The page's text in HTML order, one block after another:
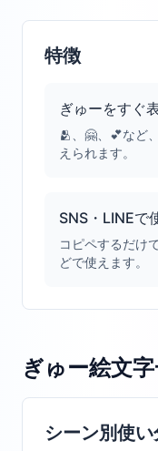
特徴
ぎゅーをすぐ
🫂、🤗、💕など
えられます。
SNS・LINEで
コピペするだけ
どで使えます。
ぎゅー絵文
シーン別使